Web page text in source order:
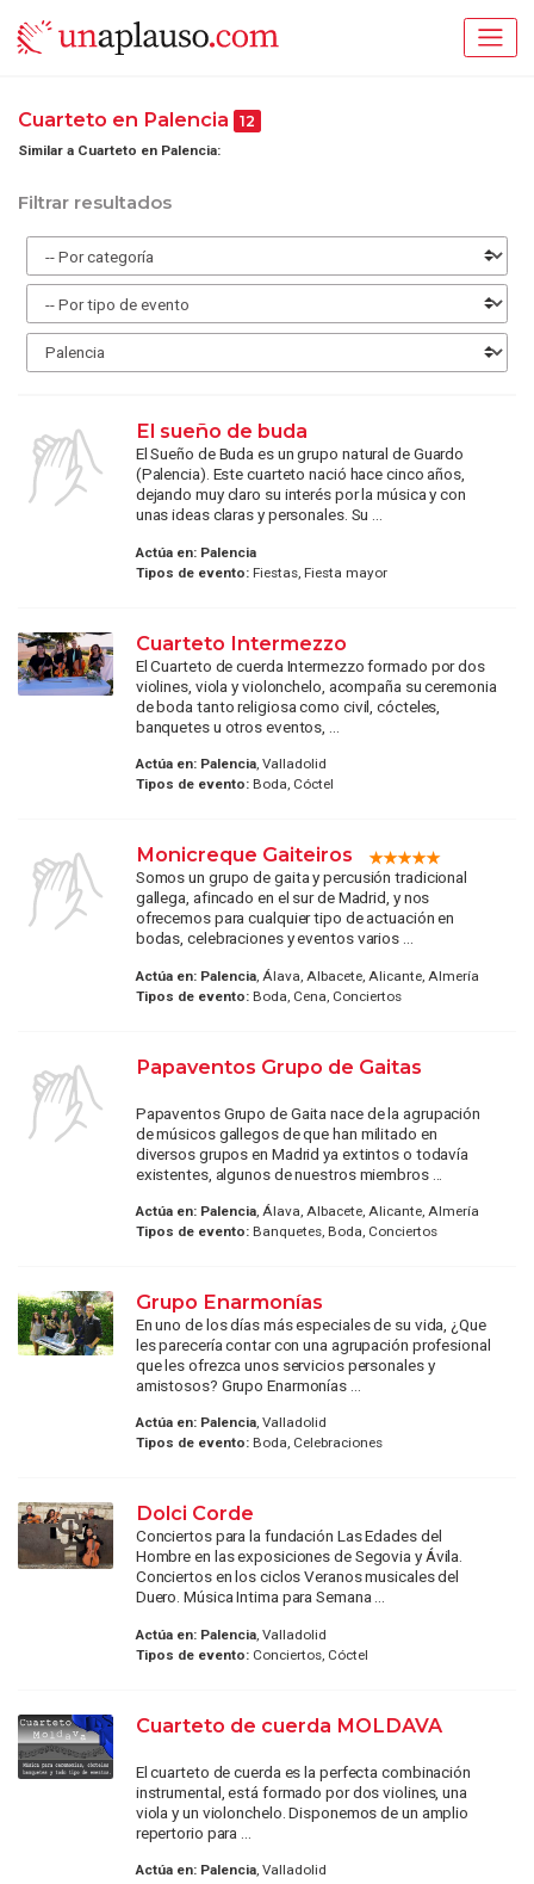
Cuarteto en Palencia 12
Similar a Cuarteto en Palencia:
Filtrar resultados
El sueño de buda
El Sueño de Buda es un grupo natural de Guardo
(Palencia). Este cuarteto nació hace cinco años,
dejando muy claro su interés por la música y con
unas ideas claras y personales. Su ...
Actúa en: Palencia
Tipos de evento:Fiestas, Fiesta mayor
Cuarteto Intermezzo
El Cuarteto de cuerda Intermezzo formado por dos
violines, viola y violonchelo, acompaña su ceremonia
de boda tanto religiosa como civil, cócteles,
banquetes u otros eventos, ...
Actúa en: Palencia, Valladolid
Tipos de evento:Boda, Cóctel
Monicreque Gaiteiros
Somos un grupo de gaita y percusión tradicional
gallega, afincado en el sur de Madrid, y nos
ofrecemos para cualquier tipo de actuación en
bodas, celebraciones y eventos varios ...
Actúa en: Palencia, Álava, Albacete, Alicante, Almería
Tipos de evento:Boda, Cena, Conciertos
Papaventos Grupo de Gaitas
Papaventos Grupo de Gaita nace de la agrupación
de músicos gallegos de que han militado en
diversos grupos en Madrid ya extintos o todavía
existentes, algunos de nuestros miembros ...
Actúa en: Palencia, Álava, Albacete, Alicante, Almería
Tipos de evento:Banquetes, Boda, Conciertos
Grupo Enarmonías
En uno de los días más especiales de su vida, ¿Que
les parecería contar con una agrupación profesional
que les ofrezca unos servicios personales y
amistosos? Grupo Enarmonías ...
Actúa en: Palencia, Valladolid
Tipos de evento:Boda, Celebraciones
Dolci Corde
Conciertos para la fundación Las Edades del
Hombre en las exposiciones de Segovia y Ávila.
Conciertos en los ciclos Veranos musicales del
Duero. Música Intima para Semana ...
Actúa en: Palencia, Valladolid
Tipos de evento:Conciertos, Cóctel
Cuarteto de cuerda MOLDAVA
El cuarteto de cuerda es la perfecta combinación
instrumental, está formado por dos violines, una
viola y un violonchelo. Disponemos de un amplio
repertorio para ...
Actúa en: Palencia, Valladolid